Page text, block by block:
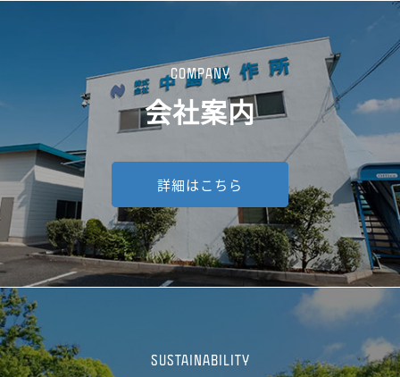
COMPANY
会社案内
詳細はこちら
SUSTAINABILITY